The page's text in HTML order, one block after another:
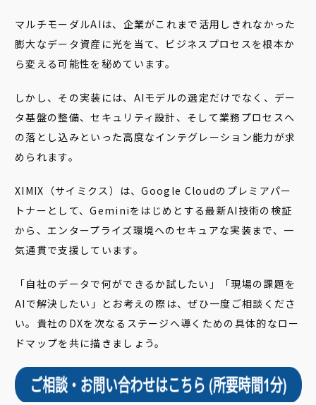
マルチモーダルAIは、企業がこれまで活用しきれなかった
膨大なデータ資産に光を当て、ビジネスプロセスを根本か
ら変える可能性を秘めています。
しかし、その実装には、AIモデルの選定だけでなく、デー
タ基盤の整備、セキュリティ設計、そして業務プロセスへ
の落とし込みといった高度なインテグレーション能力が求
められます。
XIMIX（サイミクス）は、Google Cloudのプレミアパー
トナーとして、Geminiをはじめとする最新AI技術の検証
から、エンタープライズ環境へのセキュアな実装まで、一
気通貫で支援しています。
「自社のデータで何ができるか試したい」「現場の課題を
AIで解決したい」とお考えの際は、ぜひ一度ご相談くださ
い。貴社のDXを次なるステージへ導くための具体的なロー
ドマップを共に描きましょう。